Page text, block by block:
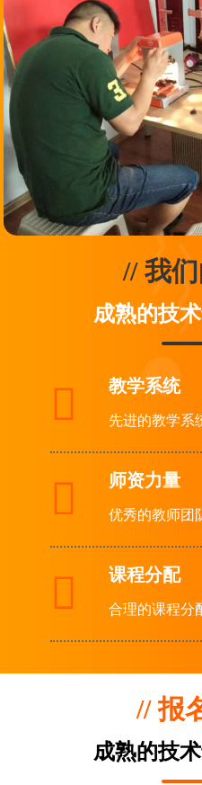
// 我
成熟的技
 教学系统
先进的教学系
 师资力量
优秀的教师团
 课程分配
合理的课程分
// 报
成熟的技